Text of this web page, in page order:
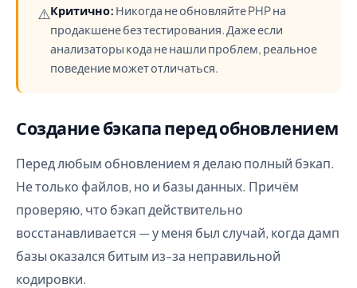
⚠️Критично: Никогда не обновляйте PHP на
продакшене без тестирования. Даже если
анализаторы кода не нашли проблем, реальное
поведение может отличаться.
Создание бэкапа перед обновлением
Перед любым обновлением я делаю полный бэкап.
Не только файлов, но и базы данных. Причём
проверяю, что бэкап действительно
восстанавливается — у меня был случай, когда дамп
базы оказался битым из-за неправильной
кодировки.